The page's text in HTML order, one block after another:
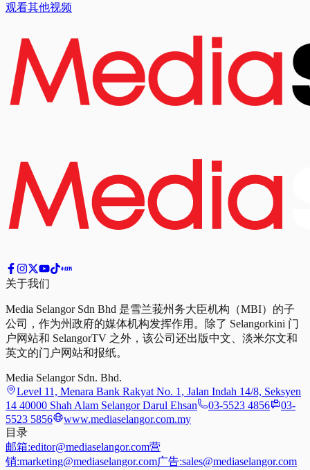
观看其他视频
关于我们
Media Selangor Sdn Bhd 是雪兰莪州务大臣机构（MBI）的子
公司，作为州政府的媒体机构发挥作用。除了 Selangorkini 门
户网站和 SelangorTV 之外，该公司还出版中文、淡米尔文和
英文的门户网站和报纸。
Media Selangor Sdn. Bhd.
Level 11, Menara Bank Rakyat No. 1, Jalan Indah 14/8, Seksyen
14 40000 Shah Alam Selangor Darul Ehsan
03-5523 4856
03-
5523 5856
www.mediaselangor.com.my
目录
邮箱:editor@mediaselangor.com营
销:marketing@mediaselangor.com广告:sales@mediaselangor.com